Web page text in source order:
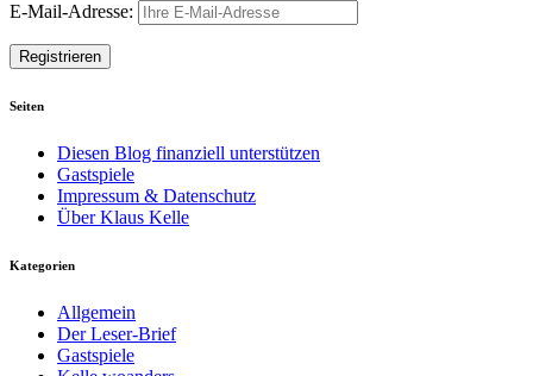
E-Mail-Adresse:
Seiten
Diesen Blog finanziell unterstützen
Gastspiele
Impressum & Datenschutz
Über Klaus Kelle
Kategorien
Allgemein
Der Leser-Brief
Gastspiele